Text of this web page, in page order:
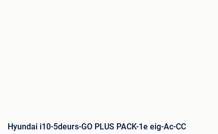
Hyundai i10-5deurs-GO PLUS PACK-1e eig-Ac-CC